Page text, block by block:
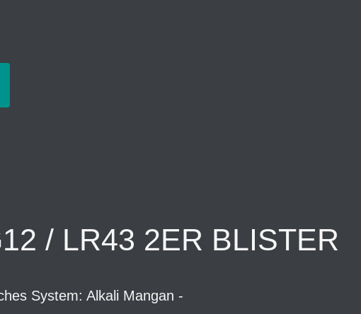
/ LR43 2ER BLISTER
System: Alkali Mangan -